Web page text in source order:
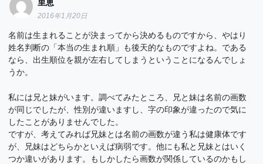
里恵
2016年1月20日
名前は生まれることが決まってから決めるものですから、やはり
姓名判断の「本当の生まれ順」も後天的なものですよね。である
なら、出生順位を親が左右してしまうということになるんでしょ
うか。
私には兄と妹がいます。調べてみたところ、兄と妹は名前の画数
が同じでしたが、性別が違いますし、字の印象が違ったので気に
したことがありませんでした。
ですが、考えてみれば兄妹とは名前の画数が違う私は健康体です
が、兄妹はどちらかといえば病弱です。他にも私と兄妹とはいく
つか違いがあります。もしかしたら画数が関係しているのかもし